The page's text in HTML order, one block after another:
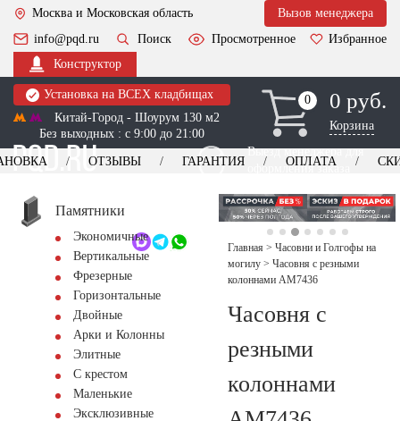
Москва и Московская область
Вызов менеджера
info@pqd.ru
Поиск Просмотренное
Избранное
Конструктор
Установка на ВСЕХ кладбищах
Китай-Город - Шоурум 130 м2
Без выходных : с 9:00 до 21:00
0
0 0 руб.
Корзина
Выезд менеджера для
оформления заказа
+7 (495) 518-44-23
Обратный звонок
ОТЗЫВЫ ГАРАНТИЯ ОПЛАТА
Памятники
Экономичные
Вертикальные
Фрезерные
Горизонтальные
Двойные
Арки и Колонны
Элитные
С крестом
Маленькие
Эксклюзивные
Главная > Часовни и Голгофы на
могилу > Часовня с резными
колоннами AM7436
Часовня с
резными
колоннами